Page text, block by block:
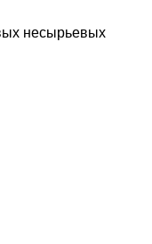
несырьевых